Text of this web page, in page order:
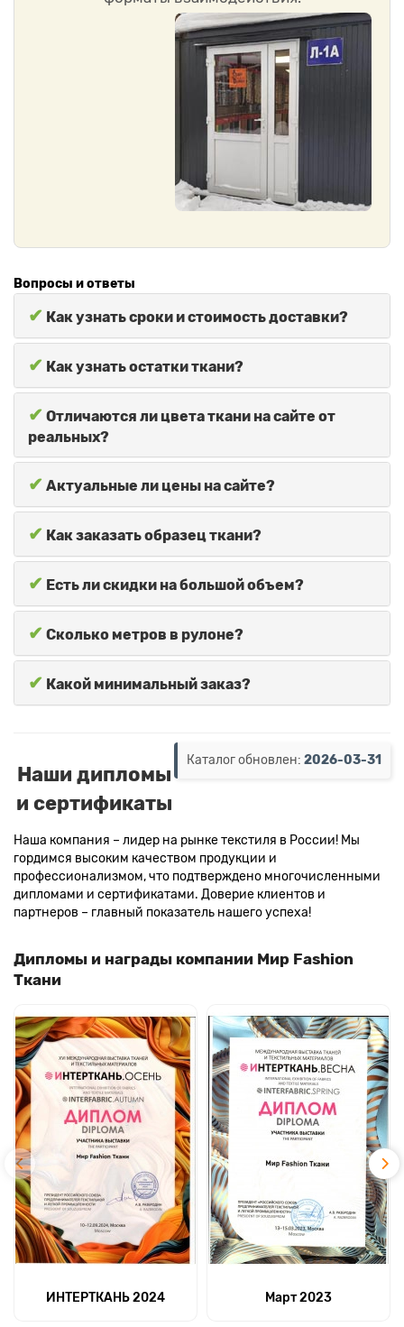
Вопросы и ответы
✔ Как узнать сроки и стоимость доставки?
✔ Как узнать остатки ткани?
✔ Отличаются ли цвета ткани на сайте от
реальных?
✔ Актуальные ли цены на сайте?
✔ Как заказать образец ткани?
✔ Есть ли скидки на большой объем?
✔ Сколько метров в рулоне?
✔ Какой минимальный заказ?
Каталог обновлен: 2026-03-31
Наши дипломы
и сертификаты
Наша компания – лидер на рынке текстиля в России! Мы
гордимся высоким качеством продукции и
профессионализмом, что подтверждено многочисленными
дипломами и сертификатами. Доверие клиентов и
партнеров – главный показатель нашего успеха!
Дипломы и награды компании Мир Fashion
Ткани
ИНТЕРТКАНЬ 2024 Март 2023